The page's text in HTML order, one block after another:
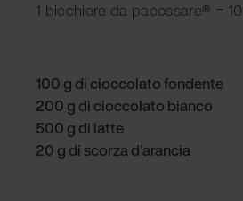
1 bicchiere da pacossare® =
100 g di cioccolato fondente
200 g di cioccolato bianco
500 g di latte
20 g di scorza d'arancia